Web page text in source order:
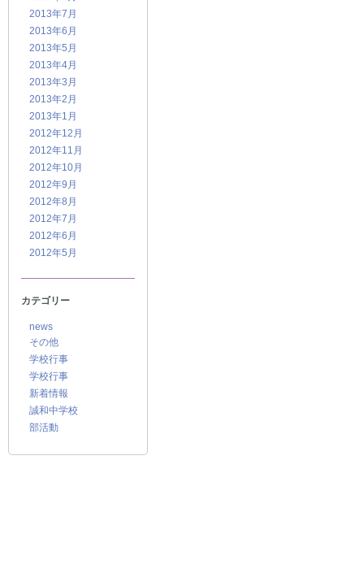
2013年7月
2013年6月
2013年5月
2013年4月
2013年3月
2013年2月
2013年1月
2012年12月
2012年11月
2012年10月
2012年9月
2012年8月
2012年7月
2012年6月
2012年5月
カテゴリー
news
その他
学校行事
学校行事
新着情報
誠和中学校
部活動